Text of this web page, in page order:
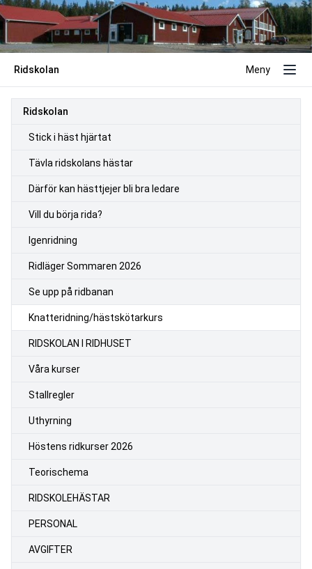
Ridskolan Meny
Ridskolan
Stick i häst hjärtat
Tävla ridskolans hästar
Därför kan hästtjejer bli bra ledare
Vill du börja rida?
Igenridning
Ridläger Sommaren 2026
Se upp på ridbanan
Knatteridning/hästskötarkurs
RIDSKOLAN I RIDHUSET
Våra kurser
Stallregler
Uthyrning
Höstens ridkurser 2026
Teorischema
RIDSKOLEHÄSTAR
PERSONAL
AVGIFTER